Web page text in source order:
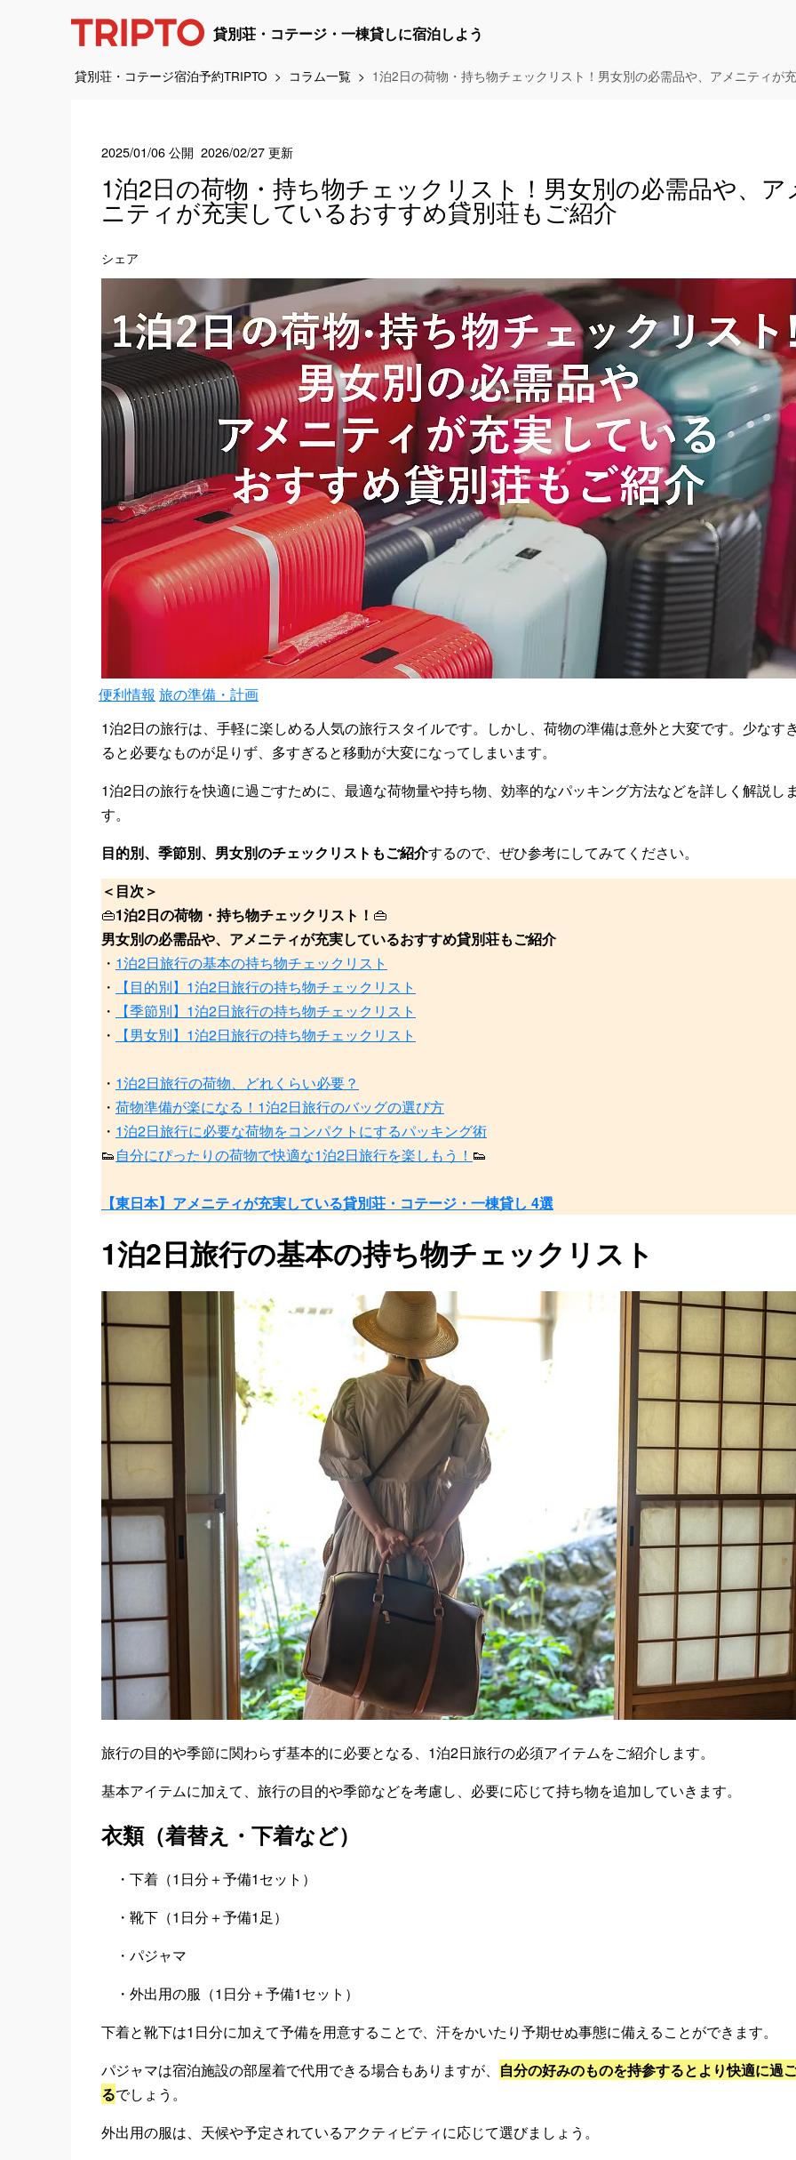
貸別荘・コテージ・一棟貸しに宿泊しよう
貸別荘・コテージ宿泊予約TRIPTO コラム一覧 1泊2日の荷物・持ち物チェックリスト！男女別の必需品や、アメニティが
2025/01/06 公開 2026/02/27 更新
1泊2日の荷物・持ち物チェックリスト！男女別の必需品や、ア
ニティが充実しているおすすめ貸別荘もご紹介
シェア
便利情報 旅の準備・計画
1泊2日の旅行は、手軽に楽しめる人気の旅行スタイルです。しかし、荷物の準備は意外と大変です。少なす
ると必要なものが足りず、多すぎると移動が大変になってしまいます。
1泊2日の旅行を快適に過ごすために、最適な荷物量や持ち物、効率的なパッキング方法などを詳しく解説し
す。
目的別、季節別、男女別のチェックリストもご紹介するので、ぜひ参考にしてみてください。
＜目次＞
👜1泊2日の荷物・持ち物チェックリスト！ 👜
男女別の必需品や、アメニティが充実しているおすすめ貸別荘もご紹介
・ 1泊2日旅行の基本の持ち物チェックリスト
・
【目的別】1泊2日旅行の持ち物チェックリスト
・
【季節別】1泊2日旅行の持ち物チェックリスト
・
【男女別】1泊2日旅行の持ち物チェックリスト
・ 1泊2日旅行の荷物、どれくらい必要？
・ 荷物準備が楽になる！1泊2日旅行のバッグの選び方
・ 1泊2日旅行に必要な荷物をコンパクトにするパッキング術
👟自分にぴったりの荷物で快適な1泊2日旅行を楽しもう！ 👟
【東日本】アメニティが充実している貸別荘・コテージ・一棟貸し 4選
1泊2日旅行の基本の持ち物チェックリスト
旅行の目的や季節に関わらず基本的に必要となる、1泊2日旅行の必須アイテムをご紹介します。
基本アイテムに加えて、旅行の目的や季節などを考慮し、必要に応じて持ち物を追加していきます。
衣類（着替え・下着など）
・下着（1日分＋予備1セット）
・靴下（1日分＋予備1足）
・パジャマ
・外出用の服（1日分＋予備1セット）
下着と靴下は1日分に加えて予備を用意することで、汗をかいたり予期せぬ事態に備えることができます。
パジャマは宿泊施設の部屋着で代用できる場合もありますが、 自分の好みのものを持参するとより快適に過
るでしょう。
外出用の服は、天候や予定されているアクティビティに応じて選びましょう。